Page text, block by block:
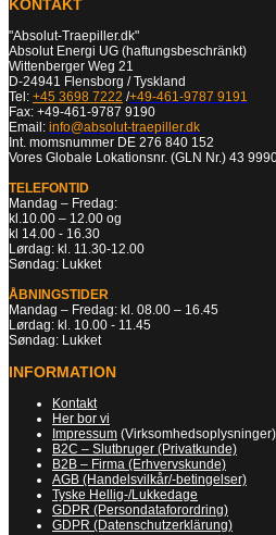
KONTAKT
"Absolut-Traepiller.dk"
Absolut Energi UG (haftungsbeschränkt)
Wittenberger Weg 21
D-24941 Flensborg / Tyskland
Tel: +45 3698 7222 /+49-461-9787 9191
Fax: +49-461-9787 9190
Email: info@absolut-traepiller.dk
Int. momsnummer DE 276 840 152
Vores Globale Lokationsnr. (GLN Nr.) 43
TELEFONTID
Mandag – Fredag:
kl.10.00 – 12.00 og
kl 14.00 - 16.30
Lørdag: kl. 11.30-12.00
Søndag: Lukket
ÅBNINGSTIDER
Mandag – Fredag: kl. 08.00 – 16.45
Lørdag: kl. 10.00 - 11.45
Søndag: Lukket
INFORMATION
Kontakt
Her bor vi
Impressum (Virksomhedsoplysninger)
B2C – Slutbruger (Privatkunde)
B2B – Firma (Erhvervskunde)
AGB (Handelsvilkår/-betingelser)
Tyske Hellig-/Lukkedage
GDPR (Persondataforordring)
GDPR (Datenschutzerklärung)